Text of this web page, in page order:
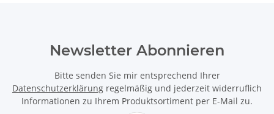
Newsletter Abonnieren
Bitte senden Sie mir entsprechend Ihrer
Datenschutzerklärung regelmäßig und jederzeit widerruflich
Informationen zu Ihrem Produktsortiment per E-Mail zu.